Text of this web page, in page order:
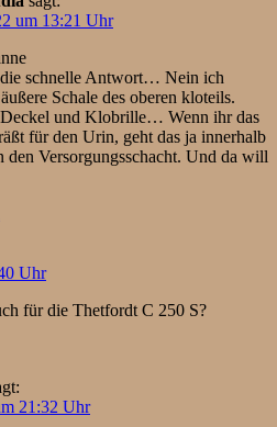
um 13:21 Uhr
schnelle Antwort… Nein ich
Schale des oberen kloteils.
und Klobrille… Wenn ihr das
für den Urin, geht das ja innerhalb
Versorgungsschacht. Und da will
Uhr
für die Thetfordt C 250 S?
21:32 Uhr